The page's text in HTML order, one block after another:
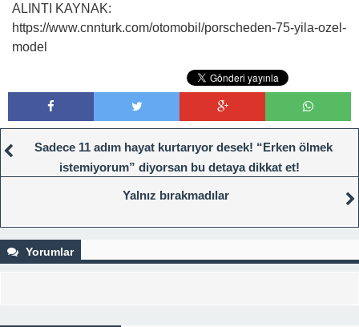
ALINTI KAYNAK:
https://www.cnnturk.com/otomobil/porscheden-75-yila-ozel-
model
Sadece 11 adım hayat kurtarıyor desek! “Erken ölmek
istemiyorum” diyorsan bu detaya dikkat et!
Yalnız bırakmadılar
Yorumlar